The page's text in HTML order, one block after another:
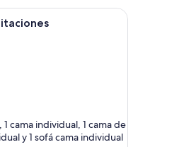
con cortinas.
familiar, 2 habitaciones | Zona
cama individual, 1 cama de
y 1 sofá cama individual